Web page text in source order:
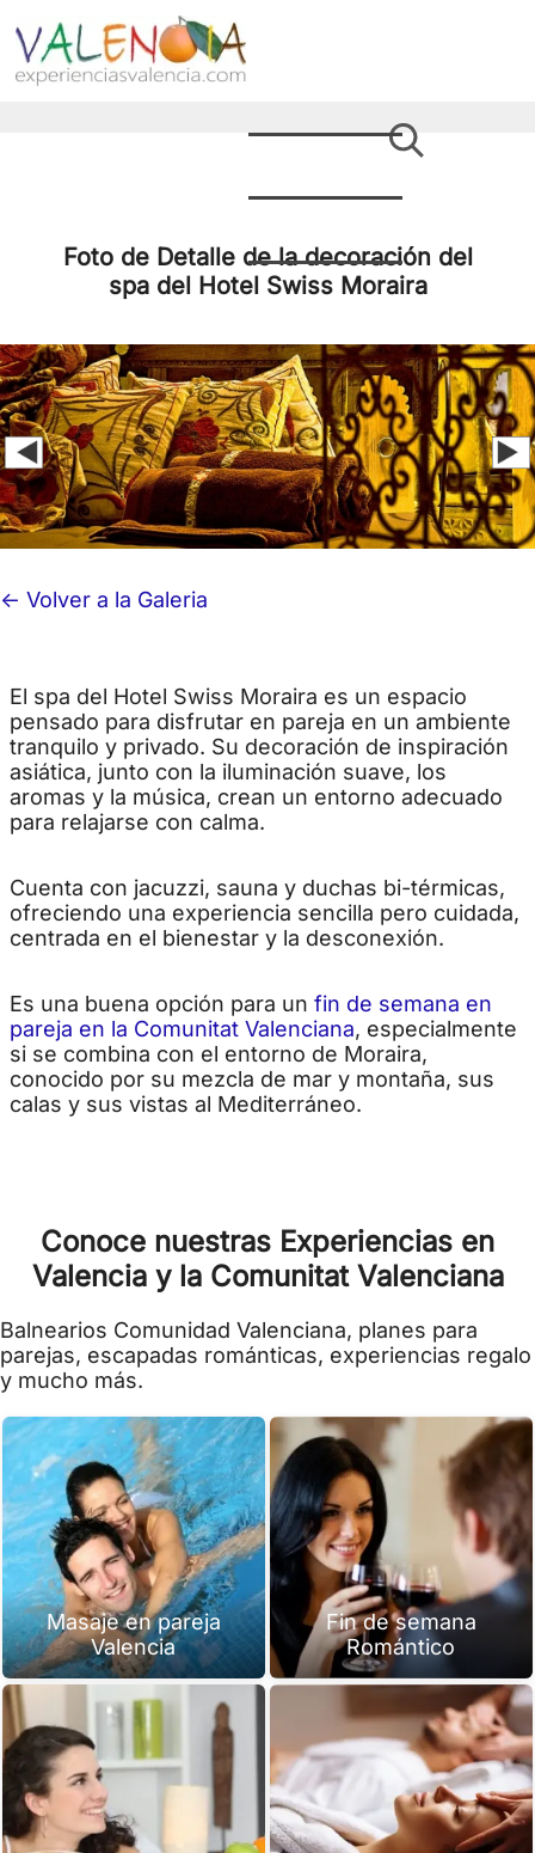
Foto de Detalle de la decoración del
spa del Hotel Swiss Moraira
<- Volver a la Galeria
El spa del Hotel Swiss Moraira es un espacio
pensado para disfrutar en pareja en un ambiente
tranquilo y privado. Su decoración de inspiración
asiática, junto con la iluminación suave, los
aromas y la música, crean un entorno adecuado
para relajarse con calma.
Cuenta con jacuzzi, sauna y duchas bi-térmicas,
ofreciendo una experiencia sencilla pero cuidada,
centrada en el bienestar y la desconexión.
Es una buena opción para un fin de semana en
pareja en la Comunitat Valenciana, especialmente
si se combina con el entorno de Moraira,
conocido por su mezcla de mar y montaña, sus
calas y sus vistas al Mediterráneo.
Conoce nuestras Experiencias en
Valencia y la Comunitat Valenciana
Balnearios Comunidad Valenciana, planes para
parejas, escapadas románticas, experiencias regalo
y mucho más.
Masaje en pareja
Valencia
Fin de semana
Romántico